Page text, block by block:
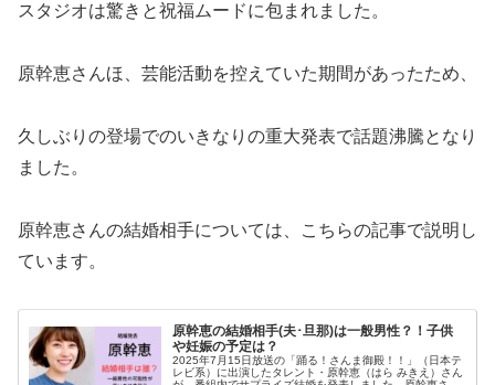
スタジオは驚きと祝福ムードに包まれました。
原幹恵さんほ、芸能活動を控えていた期間があったため、
久しぶりの登場でのいきなりの重大発表で話題沸騰となり
ました。
原幹恵さんの結婚相手については、こちらの記事で説明し
ています。
原幹恵の結婚相手(夫･旦那)は一般男性？！子供
や妊娠の予定は？
2025年7月15日放送の「踊る！さんま御殿！！」（日本テ
レビ系）に出演したタレント・原幹恵（はら みきえ）さん